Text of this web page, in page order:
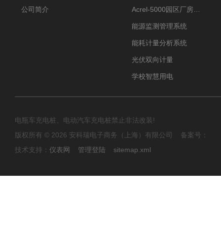
公司简介
能源监测管理系统
能耗计量分析系统
光伏双向计量
学校智慧用电
电瓶车充电桩、电动汽车充电桩禁止非法改装!
版权所有 © 2026 安科瑞电子商务（上海）有限公司 备案号：
技术支持： 仪表网 管理登陆 sitemap.xml